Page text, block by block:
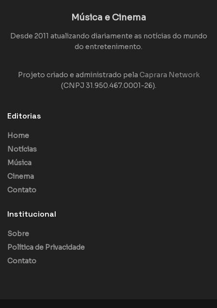
Música e Cinema
Desde 2011 atualizando diariamente as notícias do mundo
do entretenimento.
Projeto criado e administrado pela Caprara Network
(CNPJ 31.950.467.0001-26).
Editorias
Home
Notícias
Música
Cinema
Contato
Institucional
Sobre
Política de Privacidade
Contato